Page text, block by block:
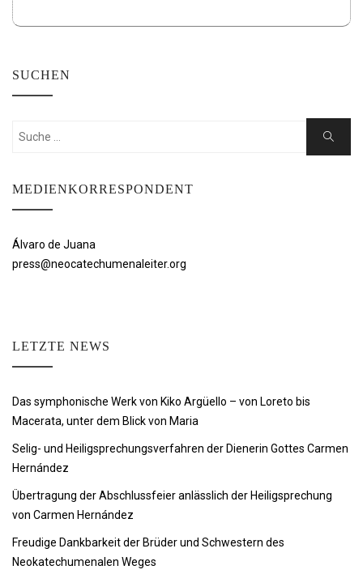
SUCHEN
Suchen
Suche
MEDIENKORRESPONDENT
Álvaro de Juana
press@neocatechumenaleiter.org
LETZTE NEWS
Das symphonische Werk von Kiko Argüello – von Loreto bis
Macerata, unter dem Blick von Maria
Selig- und Heiligsprechungsverfahren der Dienerin Gottes Carmen
Hernández
Übertragung der Abschlussfeier anlässlich der Heiligsprechung
von Carmen Hernández
Freudige Dankbarkeit der Brüder und Schwestern des
Neokatechumenalen Weges